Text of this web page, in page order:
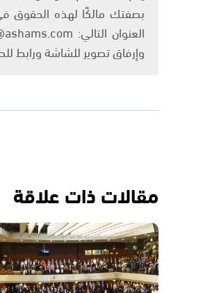
بصفتك مالكًا لهذه الحقوق
وإرفاق تصوير للشاشة
مقالات ذات علاقة